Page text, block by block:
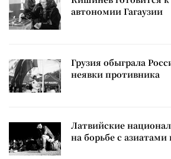
автономии Гагаузии
Грузия обыграла
неявки противника
Латвийские
на борьбе с